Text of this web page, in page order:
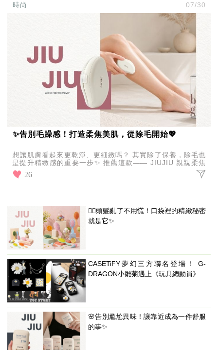
時尚 07/30
✨告別毛躁感！打造柔焦美肌，從除毛開始💖
想讓肌膚看起來更乾淨、更細緻嗎？ 其實除了保養，除毛也
是提升精緻感的重要一步✨ 推薦這款—— JIUJIU 親親柔焦
淨膚除毛器 不只是除毛，更是讓肌膚看起來
26
💇‍♀️頭髮亂了不用慌！口袋裡的精緻秘密
就是它✨
CASETiFY夢幻三方聯名登場！ G-
DRAGON小雛菊遇上《玩具總動員》
🌸告別尷尬異味！讓靠近成為一件舒服
的事✨